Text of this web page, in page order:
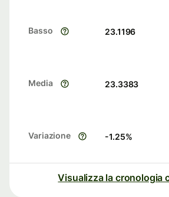
Basso 23.1196
Media 23.3383
Variazione -1.25%
Visualizza la cronologia